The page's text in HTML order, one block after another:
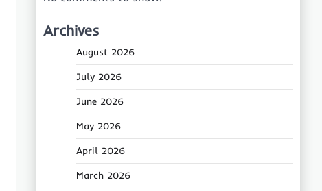
Archives
August 2026
July 2026
June 2026
May 2026
April 2026
March 2026